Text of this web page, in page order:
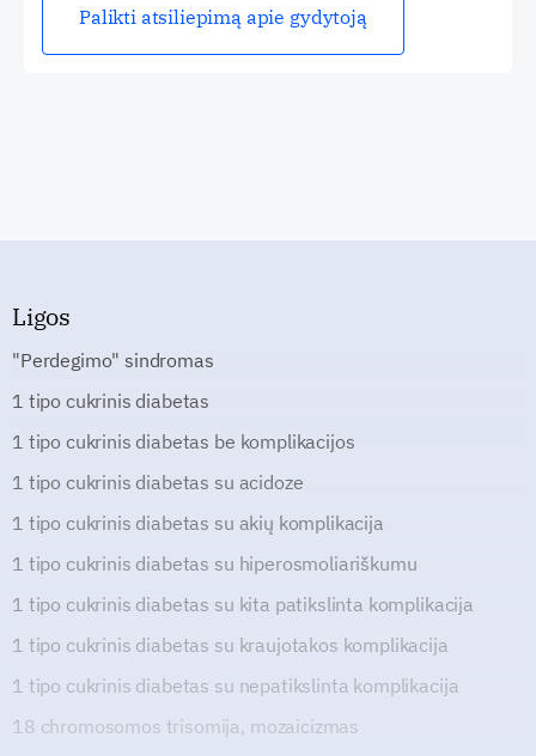
Palikti atsiliepimą apie gydytoją
Ligos
"Perdegimo" sindromas
1 tipo cukrinis diabetas
1 tipo cukrinis diabetas be komplikacijos
1 tipo cukrinis diabetas su acidoze
1 tipo cukrinis diabetas su akių komplikacija
1 tipo cukrinis diabetas su hiperosmoliariškumu
1 tipo cukrinis diabetas su kita patikslinta komplikacija
1 tipo cukrinis diabetas su kraujotakos komplikacija
1 tipo cukrinis diabetas su nepatikslinta komplikacija
18 chromosomos trisomija, mozaicizmas